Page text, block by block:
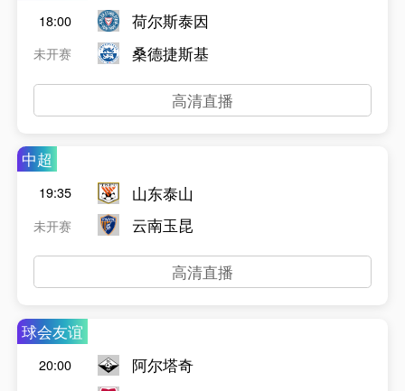
18:00
未开赛
荷尔斯泰因
桑德捷斯基
高清直播
中超
19:35
未开赛
山东泰山
云南玉昆
高清直播
球会友谊
20:00
阿尔塔奇